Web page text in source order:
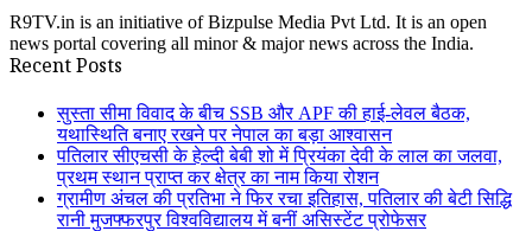
R9TV.in is an initiative of Bizpulse Media Pvt Ltd. It is an open
news portal covering all minor & major news across the India.
Recent Posts
सुस्ता सीमा विवाद के बीच SSB और APF की हाई-लेवल बैठक,
यथास्थिति बनाए रखने पर नेपाल का बड़ा आश्वासन
पतिलार सीएचसी के हेल्दी बेबी शो में प्रियंका देवी के लाल का जलवा,
प्रथम स्थान प्राप्त कर क्षेत्र का नाम किया रोशन
ग्रामीण अंचल की प्रतिभा ने फिर रचा इतिहास, पतिलार की बेटी सिद्धि
रानी मुजफ्फरपुर विश्वविद्यालय में बनीं असिस्टेंट प्रोफेसर